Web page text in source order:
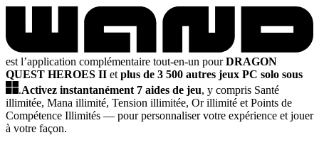
est l’application complémentaire tout-en-un pourDRAGON
QUEST HEROES II et plus de 3 500 autres jeux PC solo sous
.Activez instantanément 7 aides de jeu, y compris Santé
illimitée, Mana illimité, Tension illimitée, Or illimité et Points de
Compétence Illimités — pour personnaliser votre expérience et jouer
à votre façon.